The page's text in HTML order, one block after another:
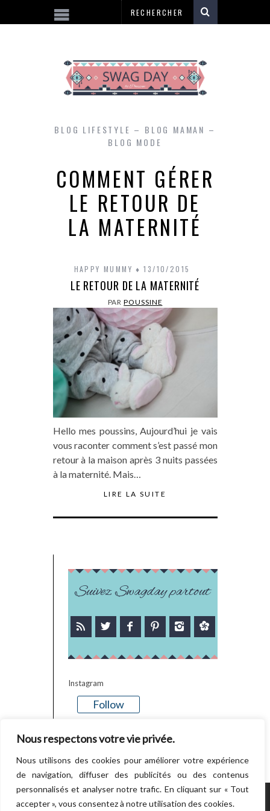
Nous respectons votre vie privée.
Nous utilisons des cookies pour améliorer votre expérience
de navigation, diffuser des publicités ou des contenus
personnalisés et analyser notre trafic. En cliquant sur « Tout
accepter », vous consentez à notre utilisation des cookies.
BLOG LIFESTYLE – BLOG MAMAN –
BLOG MODE
COMMENT GÉRER
LE RETOUR DE
LA MATERNITÉ
HAPPY MUMMY 13/10/2015
LE RETOUR DE LA MATERNITÉ
PARPOUSSINE
Hello mes poussins, Aujourd’hui je vais
vous raconter comment s’est passé mon
retour à la maison après 3 nuits passées
à la maternité. Mais…
LIRE LA SUITE
Suivez Swagday partout
Instagram
Follow
POWERED BY WORDPRESS.CREATED BY